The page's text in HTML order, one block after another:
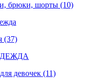
брюки, шорты (10)
(37)
девочек (11)